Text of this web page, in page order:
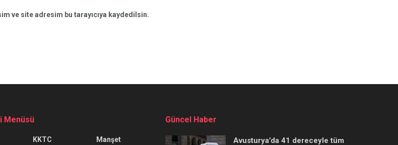
ve site adresim bu tarayıcıya kaydedilsin.
Menüsü
KKTC
Manşet
Güncel Haber
Avusturya’da 41 dereceyle tüm